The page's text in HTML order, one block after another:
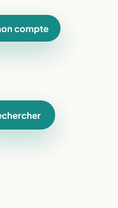
compte